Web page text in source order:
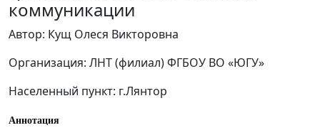
коммуникации
Автор: Кущ Олеся Викторовна
Организация: ЛНТ (филиал) ФГБОУ ВО «ЮГУ»
Населенный пункт: г.Лянтор
Аннотация